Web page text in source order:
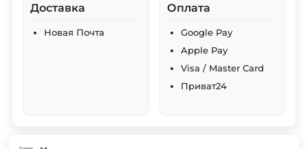
Доставка
Новая Почта
Оплата
Google Pay
Apple Pay
Visa / Master Card
Приват24